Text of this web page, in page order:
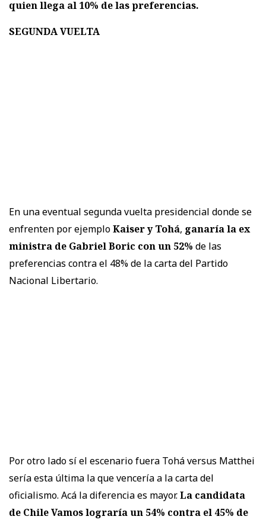
quien llega al 10% de las preferencias.
SEGUNDA VUELTA
En una eventual segunda vuelta presidencial donde se
enfrenten por ejemploKaiser y Tohá, ganaría la ex
ministra de Gabriel Boric con un 52% de las
preferencias contra el 48% de la carta del Partido
Nacional Libertario.
Por otro lado sí el escenario fuera Tohá versus Matthei
sería esta última la que vencería a la carta del
oficialismo. Acá la diferencia es mayor.La candidata
de Chile Vamos lograría un 54% contra el 45% de